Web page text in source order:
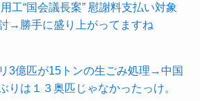
工“国会議長案” 慰謝料支払い対象
→勝手に盛り上がってますね
3億匹が15トンの生ごみ処理→中国
りは１３奥匹じゃなかったっけ。